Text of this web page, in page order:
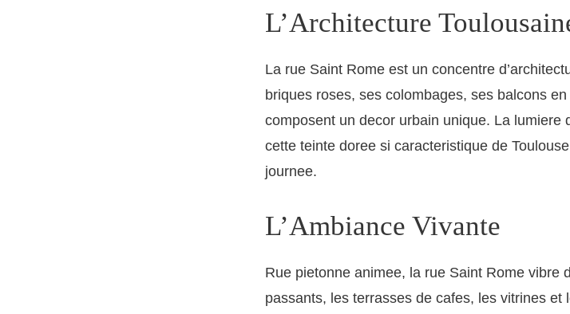
L’Architecture
La rue Saint Rome est un concentre
briques roses, ses colombages, ses balcons
composent un decor urbain unique. La lumiere
cette teinte doree si caracteristique de
journee.
L’Ambiance Vivante
Rue pietonne animee, la rue Saint Rome vibre
passants, les terrasses de cafes, les vitrines et